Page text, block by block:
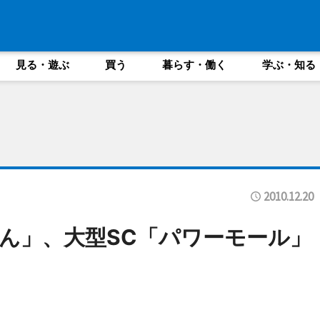
見る・遊ぶ 買う 暮らす・働く 学ぶ・知る
2010.12.20
」、大型SC「パワーモール」